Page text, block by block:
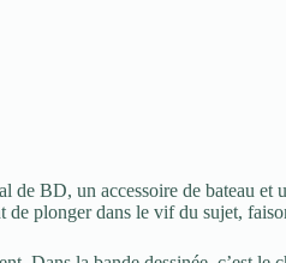
BD, un accessoire de bateau
de plonger dans le vif du sujet,